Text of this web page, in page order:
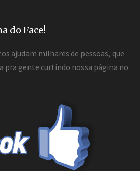
do Face!
ajudam milhares de pessoas, que
pra gente curtindo nossa página no